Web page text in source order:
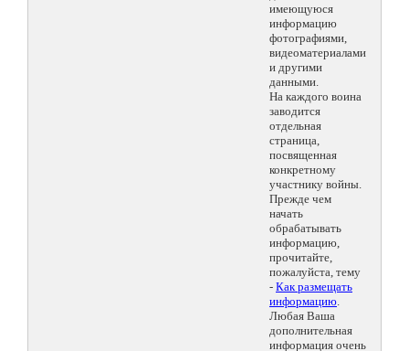
имеющуюся
информацию
фотографиями,
видеоматериалами
и другими
данными.
На каждого воина
заводится
отдельная
страница,
посвященная
конкретному
участнику войны.
Прежде чем
начать
обрабатывать
информацию,
прочитайте,
пожалуйста, тему
- Как размещать
информацию.
Любая Ваша
дополнительная
информация очень